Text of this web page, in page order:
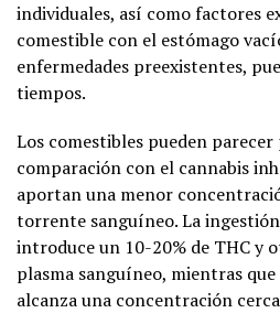
individuales, así como factores
comestible con el estómago
enfermedades preexistentes,
tiempos.
Los comestibles pueden
comparación con el cannabis
aportan una menor
torrente sanguíneo. La
introduce un 10-20% de THC y
plasma sanguíneo, mientras
alcanza una concentración